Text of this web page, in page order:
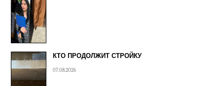
КТО ПРОДОЛЖИТ СТРОЙКУ
07.08.2026